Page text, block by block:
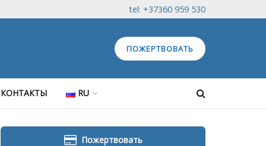
tel: +37360 959 530
ПОЖЕРТВОВАТЬ
КОНТАКТЫ RU
Пожертвовать